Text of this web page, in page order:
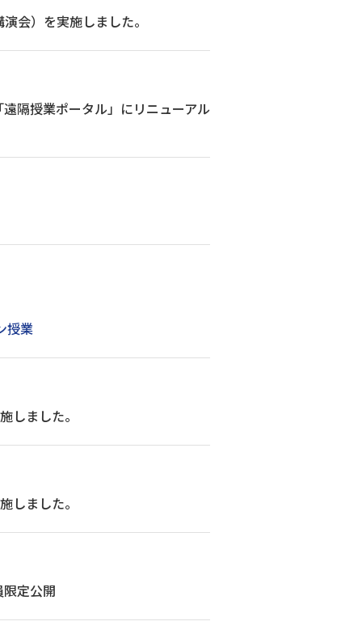
会）を実施しました。
隔授業ポータル」にリニューアル
授業
しました。
しました。
定公開